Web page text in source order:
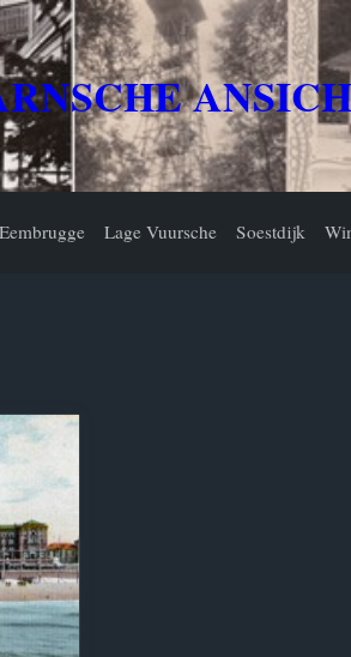
Eembrugge Lage Vuursche Soestdijk